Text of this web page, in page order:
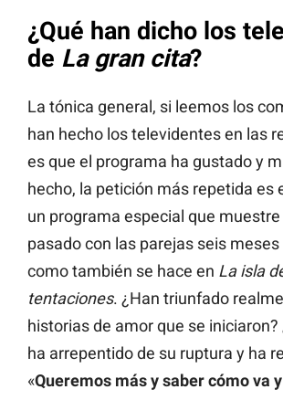
¿Qué han dicho los
de La gran cita?
La tónica general, si leemos los
han hecho los televidentes en las
es que el programa ha gustado y
hecho, la petición más repetida es
un programa especial que muestre
pasado con las parejas seis meses
como también se hace en La isla
tentaciones. ¿Han triunfado
historias de amor que se iniciaron?
ha arrepentido de su ruptura y ha
«Queremos más y saber cómo va